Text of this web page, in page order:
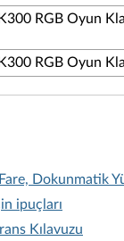
RGB Oyun
RGB Oyun
Dokunmatik
ipuçları
Kılavuzu